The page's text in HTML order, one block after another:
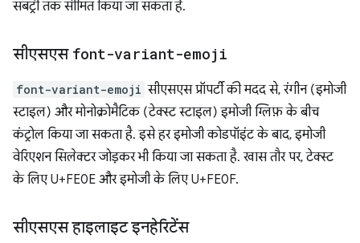
सबट्री तक सीमित किया जा सकता है.
​सीएसएस font-variant-emoji
font-variant-emoji सीएसएस प्रॉपर्टी की मदद से, रंगीन (इमोजी
स्टाइल) और मोनोक्रोमैटिक (टेक्स्ट स्टाइल) इमोजी ग्लिफ़ के बीच
कंट्रोल किया जा सकता है. इसे हर इमोजी कोडपॉइंट के बाद, इमोजी
वेरिएशन सिलेक्टर जोड़कर भी किया जा सकता है. खास तौर पर, टेक्स्ट
के लिए U+FE0E और इमोजी के लिए U+FE0F.
सीएसएस हाइलाइट इनहेरिटेंस